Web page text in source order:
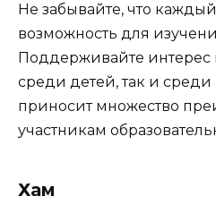
Не забывайте, что
возможность для
Поддерживайте интерес
среди детей, так и среди
приносит множество
участникам
Хам